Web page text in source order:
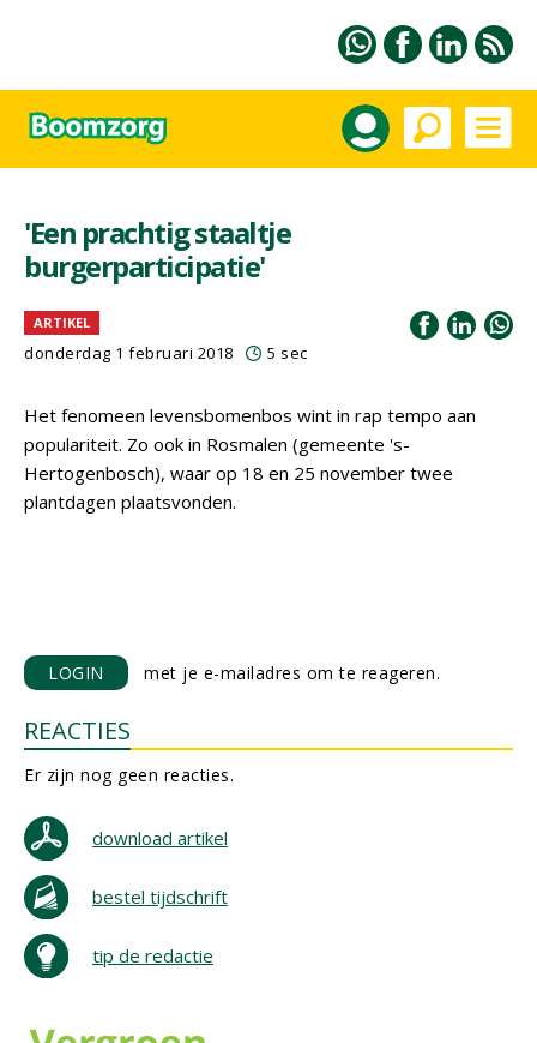
'Een prachtig staaltje
burgerparticipatie'
ARTIKEL
donderdag 1 februari 2018 5 sec
Het fenomeen levensbomenbos wint in rap tempo aan
populariteit. Zo ook in Rosmalen (gemeente 's-
Hertogenbosch), waar op 18 en 25 november twee
plantdagen plaatsvonden.
LOGIN met je e-mailadres om te reageren.
REACTIES
Er zijn nog geen reacties.
download artikel
bestel tijdschrift
tip de redactie